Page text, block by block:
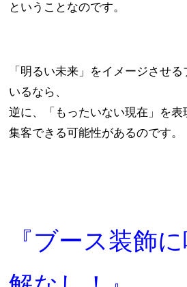
ということなのです。
「明るい未来」をイメージさせ
いるなら、
逆に、「もったいない現在」を表
集客できる可能性があるのです。
『ブース装飾